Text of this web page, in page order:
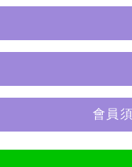
會員